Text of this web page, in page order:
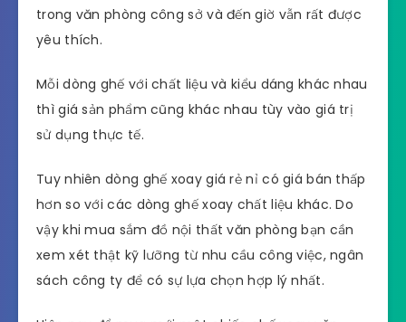
trong văn phòng công sở và đến giờ vẫn rất được
yêu thích.
Mỗi dòng ghế với chất liệu và kiểu dáng khác nhau
thì giá sản phẩm cũng khác nhau tùy vào giá trị
sử dụng thực tế.
Tuy nhiên dòng ghế xoay giá rẻ nỉ có giá bán thấp
hơn so với các dòng ghế xoay chất liệu khác. Do
vậy khi mua sắm đồ nội thất văn phòng bạn cần
xem xét thật kỹ lưỡng từ nhu cầu công việc, ngân
sách công ty để có sự lựa chọn hợp lý nhất.